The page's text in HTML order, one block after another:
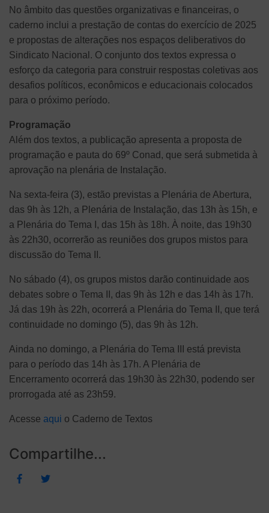
No âmbito das questões organizativas e financeiras, o
caderno inclui a prestação de contas do exercício de 2025
e propostas de alterações nos espaços deliberativos do
Sindicato Nacional. O conjunto dos textos expressa o
esforço da categoria para construir respostas coletivas aos
desafios políticos, econômicos e educacionais colocados
para o próximo período.
Programação
Além dos textos, a publicação apresenta a proposta de
programação e pauta do 69º Conad, que será submetida à
aprovação na plenária de Instalação.
Na sexta-feira (3), estão previstas a Plenária de Abertura,
das 9h às 12h, a Plenária de Instalação, das 13h às 15h, e
a Plenária do Tema I, das 15h às 18h. À noite, das 19h30
às 22h30, ocorrerão as reuniões dos grupos mistos para
discussão do Tema II.
No sábado (4), os grupos mistos darão continuidade aos
debates sobre o Tema II, das 9h às 12h e das 14h às 17h.
Já das 19h às 22h, ocorrerá a Plenária do Tema II, que terá
continuidade no domingo (5), das 9h às 12h.
Ainda no domingo, a Plenária do Tema III está prevista
para o período das 14h às 17h. A Plenária de
Encerramento ocorrerá das 19h30 às 22h30, podendo ser
prorrogada até as 23h59.
Acesse aqui o Caderno de Textos
Compartilhe...